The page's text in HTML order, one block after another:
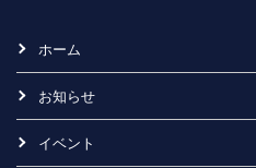
ホーム
お知らせ
イベント